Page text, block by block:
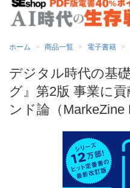
ホーム 商品一覧 電子書籍
デジタル時代の基
グ』第2版 事業に
ンド論（MarkeZine